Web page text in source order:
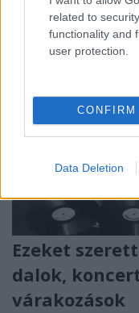
related to
functionality and
user protection.
CONFIRM
Data Deletion
Ezeket
dalok,
várakozások